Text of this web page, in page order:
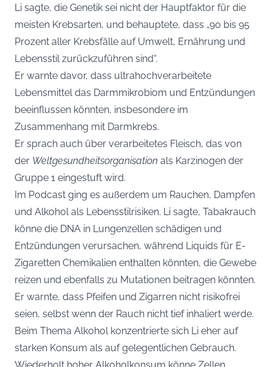
Li sagte, die Genetik sei nicht der Hauptfaktor für die
meisten Krebsarten, und behauptete, dass „90 bis 95
Prozent aller Krebsfälle auf Umwelt, Ernährung und
Lebensstil zurückzuführen sind“.
Er warnte davor, dass ultrahochverarbeitete
Lebensmittel das Darmmikrobiom und Entzündungen
beeinflussen könnten, insbesondere im
Zusammenhang mit Darmkrebs.
Er sprach auch über verarbeitetes Fleisch, das von
der Weltgesundheitsorganisation als Karzinogen der
Gruppe 1 eingestuft wird.
Im Podcast ging es außerdem um Rauchen, Dampfen
und Alkohol als Lebensstilrisiken. Li sagte, Tabakrauch
könne die DNA in Lungenzellen schädigen und
Entzündungen verursachen, während Liquids für E-
Zigaretten Chemikalien enthalten könnten, die Gewebe
reizen und ebenfalls zu Mutationen beitragen könnten.
Er warnte, dass Pfeifen und Zigarren nicht risikofrei
seien, selbst wenn der Rauch nicht tief inhaliert werde.
Beim Thema Alkohol konzentrierte sich Li eher auf
starken Konsum als auf gelegentlichen Gebrauch.